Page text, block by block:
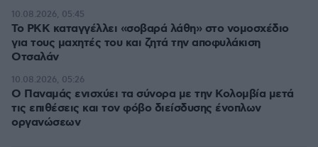
Το PKK καταγγέλλει «σοβαρά λάθη» στο νομοσχέδιο
για τους μαχητές του και ζητά την αποφυλάκιση
Οτσαλάν
10.08.2026, 05:45
O Παναμάς ενισχύει τα σύνορα με την Κολομβία μετά
τις επιθέσεις και τον φόβο διείσδυσης ένοπλων
οργανώσεων
10.08.2026, 05:26